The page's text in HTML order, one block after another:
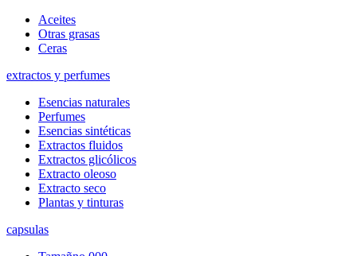
Aceites
Otras grasas
Ceras
extractos y perfumes
Esencias naturales
Perfumes
Esencias sintéticas
Extractos fluidos
Extractos glicólicos
Extracto oleoso
Extracto seco
Plantas y tinturas
capsulas